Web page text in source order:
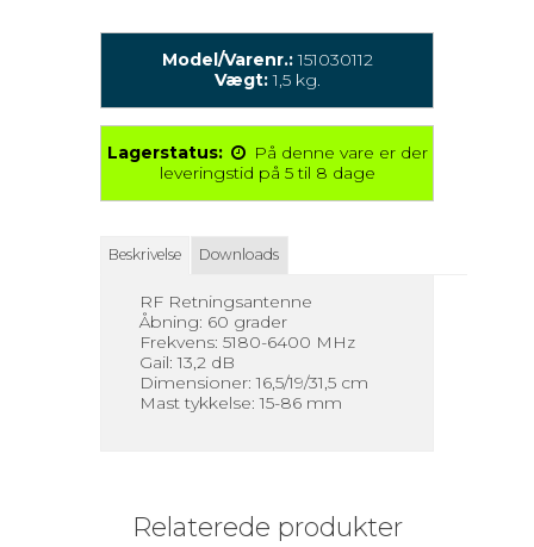
Model/Varenr.: 151030112
Vægt: 1,5 kg.
Lagerstatus:
På denne vare er der
leveringstid på 5 til 8 dage
Beskrivelse Downloads
RF Retningsantenne
Åbning: 60 grader
Frekvens: 5180-6400 MHz
Gail: 13,2 dB
Dimensioner: 16,5/19/31,5 cm
Mast tykkelse: 15-86 mm
Relaterede produkter